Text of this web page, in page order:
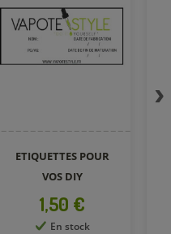
ETIQUETTES POUR
VOS DIY
Prix
1,50 €
En stock